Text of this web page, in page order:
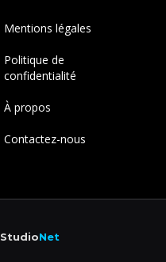
Mentions légales
Politique de
confidentialité
À propos
Contactez-nous
StudioNet